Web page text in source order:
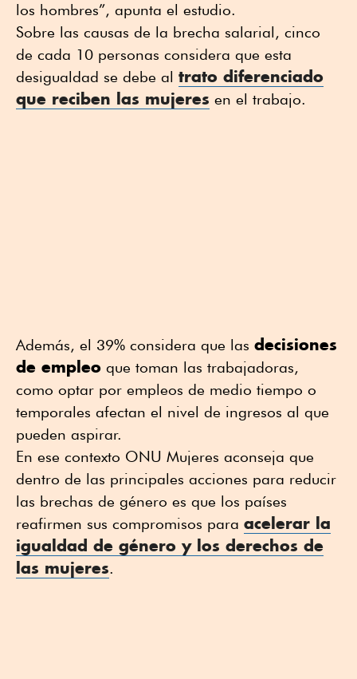
los hombres”, apunta el estudio.
Sobre las causas de la brecha salarial, cinco
de cada 10 personas considera que esta
desigualdad se debe al trato diferenciado
que reciben las mujeres en el trabajo.
Además, el 39% considera que las decisiones
de empleo que toman las trabajadoras,
como optar por empleos de medio tiempo o
temporales afectan el nivel de ingresos al que
pueden aspirar.
En ese contexto ONU Mujeres aconseja que
dentro de las principales acciones para reducir
las brechas de género es que los países
reafirmen sus compromisos para acelerar la
igualdad de género y los derechos de
las mujeres.